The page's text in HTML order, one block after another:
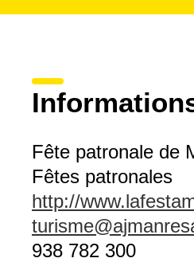
Fête patronale de
Fêtes patronales
http://
938 782 300